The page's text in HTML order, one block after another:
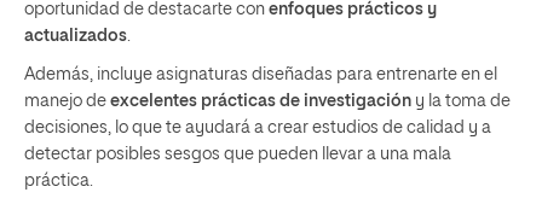
oportunidad de destacarte con enfoques prácticos y
actualizados.
Además, incluye asignaturas diseñadas para entrenarte en el
manejo de excelentes prácticas de investigación y la toma de
decisiones, lo que te ayudará a crear estudios de calidad y a
detectar posibles sesgos que pueden llevar a una mala
práctica.